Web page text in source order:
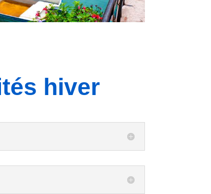
hiver